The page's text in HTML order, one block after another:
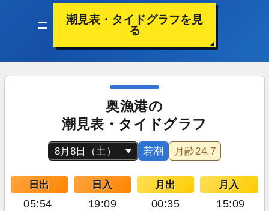
潮見表・タイドグラフを見
る
奥漁港の
潮見表・タイドグラフ
若潮 月齢24.7
日出 日入 月出 月入
05:54 19:09 00:35 15:09